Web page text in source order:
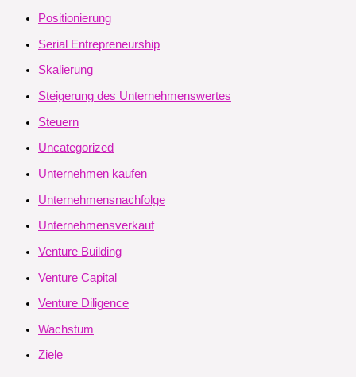
Positionierung
Serial Entrepreneurship
Skalierung
Steigerung des Unternehmenswertes
Steuern
Uncategorized
Unternehmen kaufen
Unternehmensnachfolge
Unternehmensverkauf
Venture Building
Venture Capital
Venture Diligence
Wachstum
Ziele